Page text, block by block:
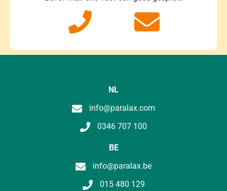
NL
info@paralax.com
0346 707 100
BE
info@paralax.be
015 480 129